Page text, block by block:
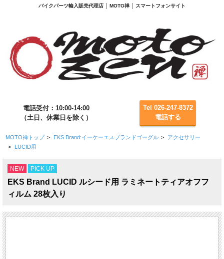
バイクパーツ輸入販売代理店 │ MOTO禅 │ スマートフォンサイト
電話受付：10:00-14:00
（土日、休業日を除く）
Tel 026-247-8372
電話する
MOTO禅トップ > EKS Brand:イーケーエスブランドゴーグル > アクセサリー
> LUCID用
NEW PICK UP
EKS Brand LUCID ルシード用 ラミネートティアオフフ
ィルム 28枚入り